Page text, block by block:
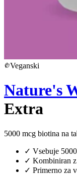
Veganski
Nature's
Extra
5000 mcg biotina na
✓ Vsebuje
✓ Kombiniran
✓ Primerno za